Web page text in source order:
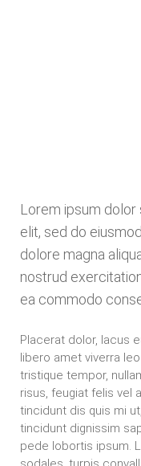
Lorem ipsum
elit, sed do
dolore magna
nostrud
ea commodo
Placerat dolor, lacus
libero amet viverra
tristique tempor,
risus, feugiat felis vel
tincidunt dis quis mi
tincidunt dignissim
pede lobortis ipsum.